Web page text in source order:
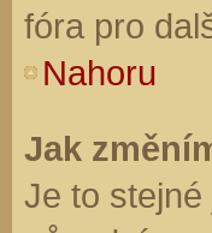
fóra pro
Nahoru
Jak
Je to